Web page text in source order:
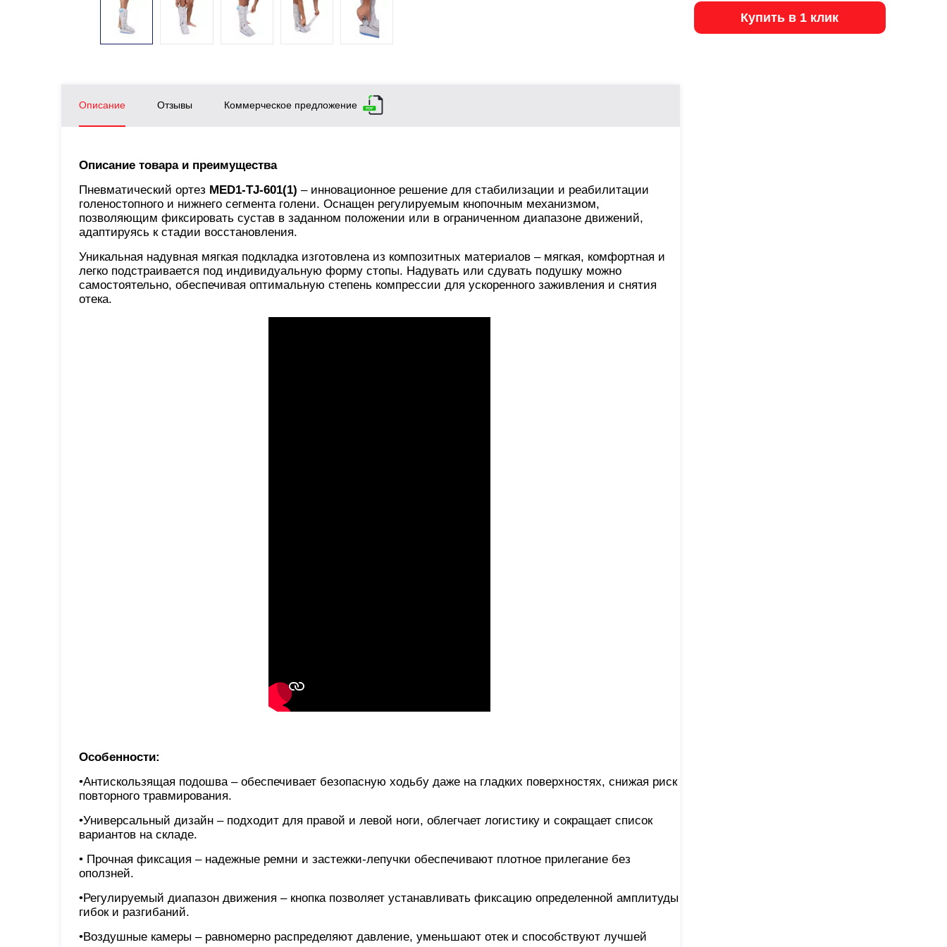
Описание Отзывы Коммерческое предложение
Описание товара и преимущества
Пневматический ортез MED1-TJ-601(1) – инновационное решение для стабилизации и реабилитации
голеностопного и нижнего сегмента голени. Оснащен регулируемым кнопочным механизмом,
позволяющим фиксировать сустав в заданном положении или в ограниченном диапазоне движений,
адаптируясь к стадии восстановления.
Уникальная надувная мягкая подкладка изготовлена ​​из композитных материалов – мягкая, комфортная и
легко подстраивается под индивидуальную форму стопы. Надувать или сдувать подушку можно
самостоятельно, обеспечивая оптимальную степень компрессии для ускоренного заживления и снятия
отека.
Особенности:
•Антискользящая подошва – обеспечивает безопасную ходьбу даже на гладких поверхностях, снижая риск
повторного травмирования.
•Универсальный дизайн – подходит для правой и левой ноги, облегчает логистику и сокращает список
вариантов на складе.
• Прочная фиксация – надежные ремни и застежки-лепучки обеспечивают плотное прилегание без
оползней.
•Регулируемый диапазон движения – кнопка позволяет устанавливать фиксацию определенной амплитуды
гибок и разгибаний.
•Воздушные камеры – равномерно распределяют давление, уменьшают отек и способствуют лучшей
Купить в 1 клик